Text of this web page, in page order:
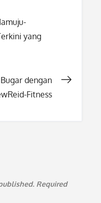
yang
dengan
Fitness
Required